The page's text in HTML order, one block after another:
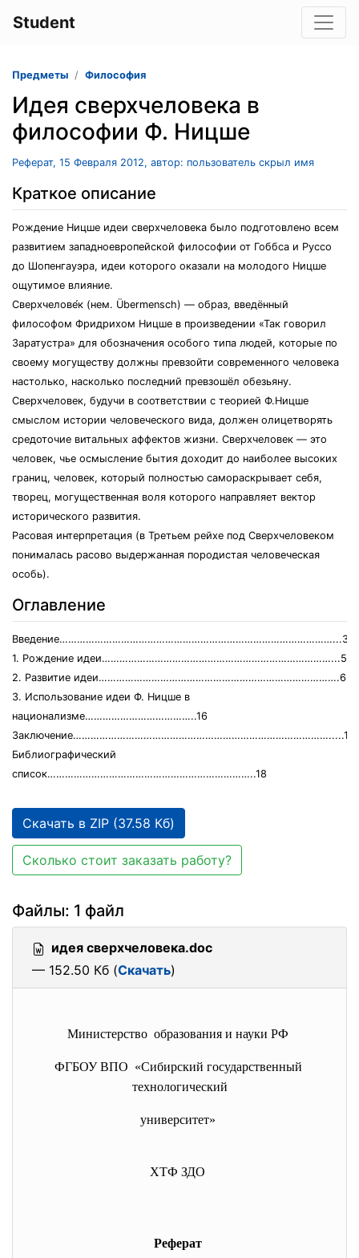
Student
Предметы Философия
Идея сверхчеловека в
философии Ф. Ницше
Реферат, 15 Февраля 2012, автор: пользователь скрыл имя
Краткое описание
Рождение Ницше идеи сверхчеловека было подготовлено всем
развитием западноевропейской философии от Гоббса и Руссо
до Шопенгауэра, идеи которого оказали на молодого Ницше
ощутимое влияние.
Сверхчелове́к (нем. Übermensch) — образ, введённый
философом Фридрихом Ницше в произведении «Так говорил
Заратустра» для обозначения особого типа людей, которые по
своему могуществу должны превзойти современного человека
настолько, насколько последний превзошёл обезьяну.
Сверхчеловек, будучи в соответствии с теорией Ф.Ницше
смыслом истории человеческого вида, должен олицетворять
средоточие витальных аффектов жизни. Сверхчеловек — это
человек, чье осмысление бытия доходит до наиболее высоких
границ, человек, который полностью самораскрывает себя,
творец, могущественная воля которого направляет вектор
исторического развития.
Расовая интерпретация (в Третьем рейхе под Сверхчеловеком
понималась расово выдержанная породистая человеческая
особь).
Оглавление
Введение…………………………………………………………………………………...3
1. Рождение идеи……………………………………………………………………...5
2. Развитие идеи……………………………………………………………………….6
3. Использование идеи Ф. Ницше в
национализме………………………………..16
Заключение…………………………………………………………………………….....17
Библиографический
список……………………………………………………………..18
Скачать в ZIP (37.58 Кб)
Сколько стоит заказать работу?
Файлы: 1 файл
идея сверхчеловека.doc
— 152.50 Кб (Скачать)
Министерство образования и науки РФ
ФГБОУ ВПО «Сибирский государственный
технологический
университет»
ХТФ ЗДО
Реферат